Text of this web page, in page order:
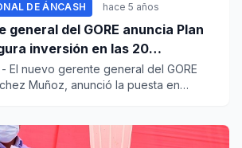
DE ÁNCASH hace 5 años
general del GORE anuncia Plan
inversión en las 20
El nuevo gerente general del GORE
Muñoz, anunció la puesta en